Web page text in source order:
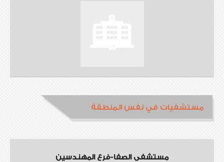
مستشفيات في نفس المنطقة
مستشفى الصفا-فرع المهندسين